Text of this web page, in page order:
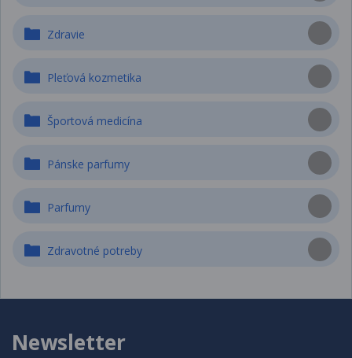
Zdravie
Pleťová kozmetika
Športová medicína
Pánske parfumy
Parfumy
Zdravotné potreby
Newsletter